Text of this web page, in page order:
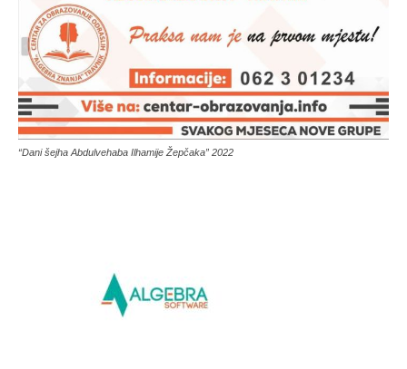
“Dani šejha Abdulvehaba Ilhamije Žepčaka” 2022